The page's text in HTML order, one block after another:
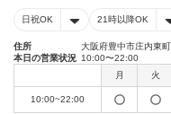
日祝OK 21時以降OK
住所
大阪府豊中市庄内東
本日の営業状況 10:00〜22:00
月
火
10:00~22:00